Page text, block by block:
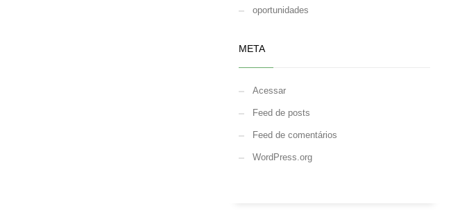
oportunidades
META
Acessar
Feed de posts
Feed de comentários
WordPress.org